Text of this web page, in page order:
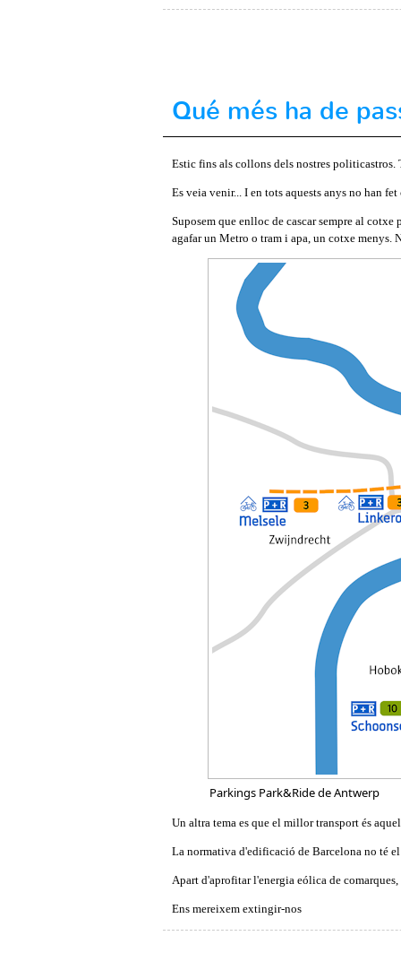
Qué més ha de
Estic fins als collons dels nostres politicastros.
Es veia venir... I en tots aquests anys no han
Suposem que enlloc de cascar sempre al
agafar un Metro o tram i apa, un cotxe menys.
Parkings Park&Ride de Antwerp
Un altra tema es que el millor transport és
La normativa d'edificació de Barcelona no té
Apart d'aprofitar l'energia eólica de
Ens mereixem extingir-nos